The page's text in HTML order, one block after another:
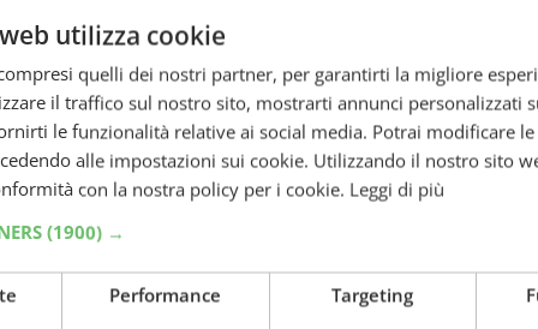
per
utilizza cookie
quelli dei nostri partner, per garantirti la migliore
il traffico sul nostro sito, mostrarti annunci personalizzati
le funzionalità relative ai social media. Potrai modificare
alle impostazioni sui cookie. Utilizzando il nostro sito
con la nostra policy per i cookie. Leggi di più
(1900) →
Performance Targeting